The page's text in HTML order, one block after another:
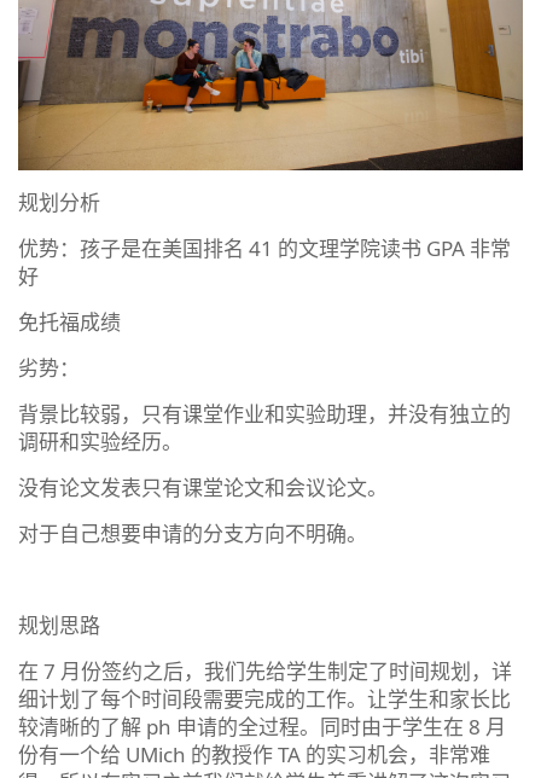
规划分析
优势：孩子是在美国排名 41 的文理学院读书 GPA 非常
好
免托福成绩
劣势：
背景比较弱，只有课堂作业和实验助理，并没有独立的
调研和实验经历。
没有论文发表只有课堂论文和会议论文。
对于自己想要申请的分支方向不明确。
规划思路
在 7 月份签约之后，我们先给学生制定了时间规划，详
细计划了每个时间段需要完成的工作。让学生和家长比
较清晰的了解 ph 申请的全过程。同时由于学生在 8 月
份有一个给 UMich 的教授作 TA 的实习机会，非常难